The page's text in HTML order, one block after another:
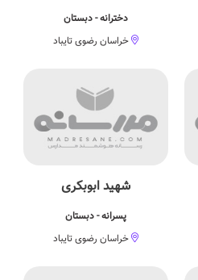
دخترانه - دبستان
خراسان رضوی تایباد
شهید ابوبکری
پسرانه - دبستان
خراسان رضوی تایباد